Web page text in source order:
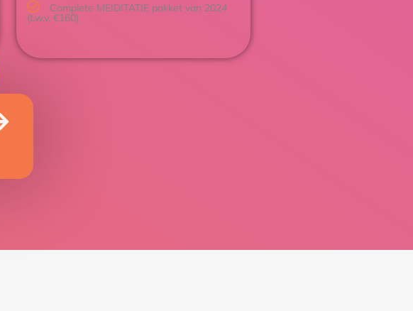
Complete MEIDITATIE pakket van 2024
(t.w.v. €160)